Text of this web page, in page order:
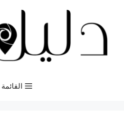
المحتوى
القائمة